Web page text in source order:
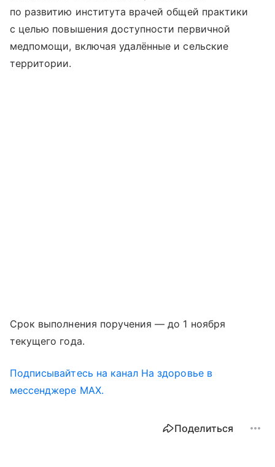
по развитию института врачей общей практики
с целью повышения доступности первичной
медпомощи, включая удалённые и сельские
территории.
Срок выполнения поручения — до 1 ноября
текущего года.
Подписывайтесь на канал На здоровье в
мессенджере MAX.
Поделиться